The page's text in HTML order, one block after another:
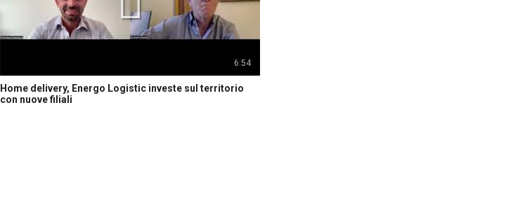
6:54
Home delivery, Energo Logistic investe sul territorio
con nuove filiali